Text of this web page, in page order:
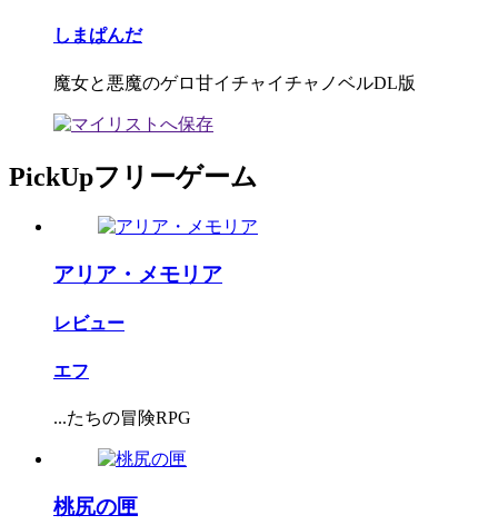
しまぱんだ
魔女と悪魔のゲロ甘イチャイチャノベルDL版
PickUpフリーゲーム
アリア・メモリア
レビュー
エフ
...たちの冒険RPG
桃尻の匣